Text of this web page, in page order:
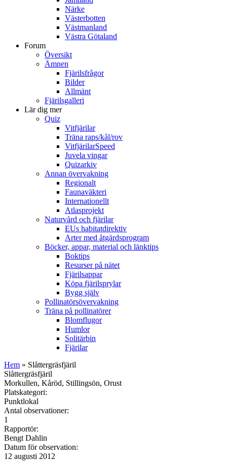
Närke
Västerbotten
Västmanland
Västra Götaland
Forum
Översikt
Ämnen
Fjärilsfrågor
Bilder
Allmänt
Fjärilsgalleri
Lär dig mer
Quiz
Vitfjärilar
Träna raps/kål/rov
VitfjärilarSpeed
Juvela vingar
Quizarkiv
Annan övervakning
Regionalt
Faunaväkteri
Internationellt
Atlasprojekt
Naturvård och fjärilar
EUs habitatdirektiv
Arter med åtgärdsprogram
Böcker, appar, material och länktips
Boktips
Resurser på nätet
Fjärilsappar
Köpa fjärilsprylar
Bygg själv
Pollinatörsövervakning
Träna på pollinatörer
Blomflugor
Humlor
Solitärbin
Fjärilar
Hem » Slåttergräsfjäril
Slåttergräsfjäril
Morkullen, Kåröd, Stillingsön, Orust
Platskategori:
Punktlokal
Antal observationer:
1
Rapportör:
Bengt Dahlin
Datum för observation:
12 augusti 2012